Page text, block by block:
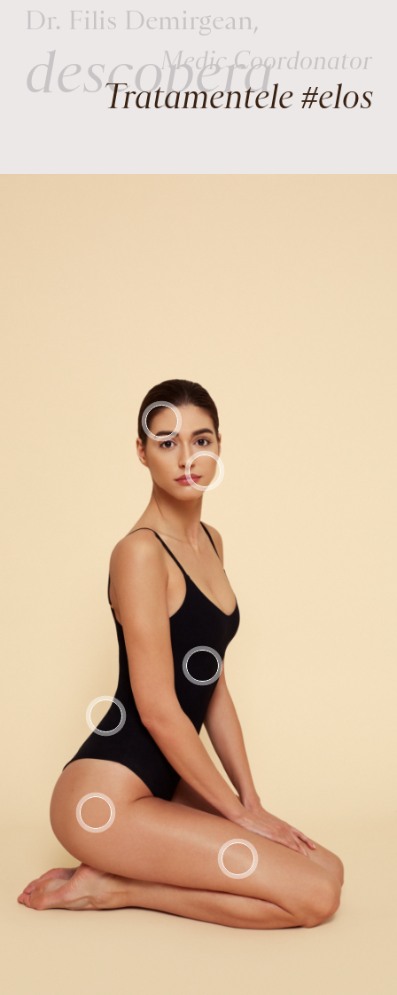
Dr. Filis Demirgean,
Medic Coordonator
descopera
Tratamentele #elos